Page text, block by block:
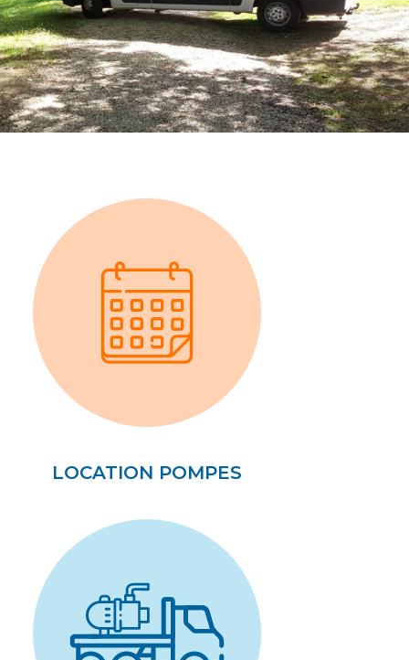
LOCATION POMPES